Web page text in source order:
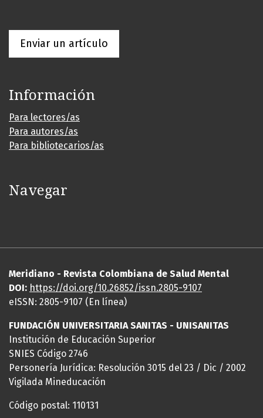
Enviar un artículo
Información
Para lectores/as
Para autores/as
Para bibliotecarios/as
Navegar
Meridiano - Revista Colombiana de Salud Mental
DOI: https://doi.org/10.26852/issn.2805-9107
eISSN: 2805-9107 (En línea)
FUNDACIÓN UNIVERSITARIA SANITAS - UNISANITAS
Institución de Educación Superior
SNIES Código 2746
Personería Jurídica: Resolución 3015 del 23 / Dic / 2002
Vigilada Mineducación
Código postal: 110131